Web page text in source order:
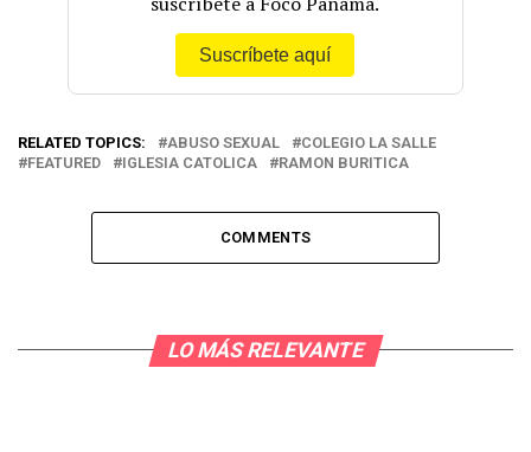
Suscríbete aquí
RELATED TOPICS: ABUSO SEXUAL
COLEGIO LA SALLE
FEATURED
IGLESIA CATOLICA RAMON BURITICA
COMMENTS
LO MÁS RELEVANTE